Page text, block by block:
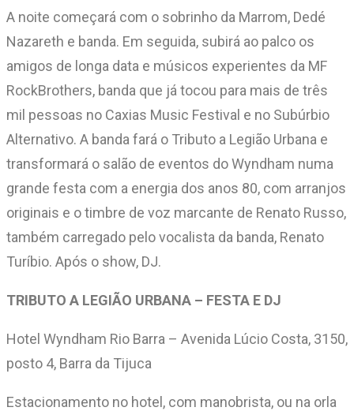
A noite começará com o sobrinho da Marrom, Dedé
Nazareth e banda. Em seguida, subirá ao palco os
amigos de longa data e músicos experientes da MF
RockBrothers, banda que já tocou para mais de três
mil pessoas no Caxias Music Festival e no Subúrbio
Alternativo. A banda fará o Tributo a Legião Urbana e
transformará o salão de eventos do Wyndham numa
grande festa com a energia dos anos 80, com arranjos
originais e o timbre de voz marcante de Renato Russo,
também carregado pelo vocalista da banda, Renato
Turíbio. Após o show, DJ.
TRIBUTO A LEGIÃO URBANA – FESTA E DJ
Hotel Wyndham Rio Barra – Avenida Lúcio Costa, 3150,
posto 4, Barra da Tijuca
Estacionamento no hotel, com manobrista, ou na orla